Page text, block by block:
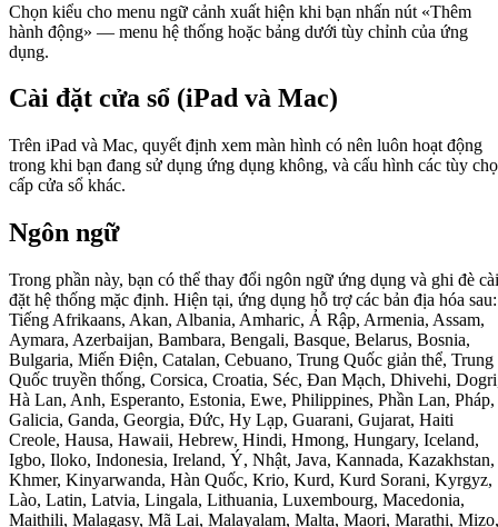
Chọn kiểu cho menu ngữ cảnh xuất hiện khi bạn nhấn nút «Thêm
hành động» — menu hệ thống hoặc bảng dưới tùy chỉnh của ứng
dụng.
Cài đặt cửa sổ (iPad và Mac)
Trên iPad và Mac, quyết định xem màn hình có nên luôn hoạt động
trong khi bạn đang sử dụng ứng dụng không, và cấu hình các tùy
cấp cửa sổ khác.
Ngôn ngữ
Trong phần này, bạn có thể thay đổi ngôn ngữ ứng dụng và ghi đè cài
đặt hệ thống mặc định. Hiện tại, ứng dụng hỗ trợ các bản địa hóa sau:
Tiếng Afrikaans, Akan, Albania, Amharic, Ả Rập, Armenia, Assam,
Aymara, Azerbaijan, Bambara, Bengali, Basque, Belarus, Bosnia,
Bulgaria, Miến Điện, Catalan, Cebuano, Trung Quốc giản thể, Trung
Quốc truyền thống, Corsica, Croatia, Séc, Đan Mạch, Dhivehi,
Hà Lan, Anh, Esperanto, Estonia, Ewe, Philippines, Phần Lan, Pháp,
Galicia, Ganda, Georgia, Đức, Hy Lạp, Guarani, Gujarat, Haiti
Creole, Hausa, Hawaii, Hebrew, Hindi, Hmong, Hungary, Iceland,
Igbo, Iloko, Indonesia, Ireland, Ý, Nhật, Java, Kannada, Kazakhstan,
Khmer, Kinyarwanda, Hàn Quốc, Krio, Kurd, Kurd Sorani, Kyrgyz,
Lào, Latin, Latvia, Lingala, Lithuania, Luxembourg, Macedonia,
Maithili, Malagasy, Mã Lai, Malayalam, Malta, Maori, Marathi, Mizo,